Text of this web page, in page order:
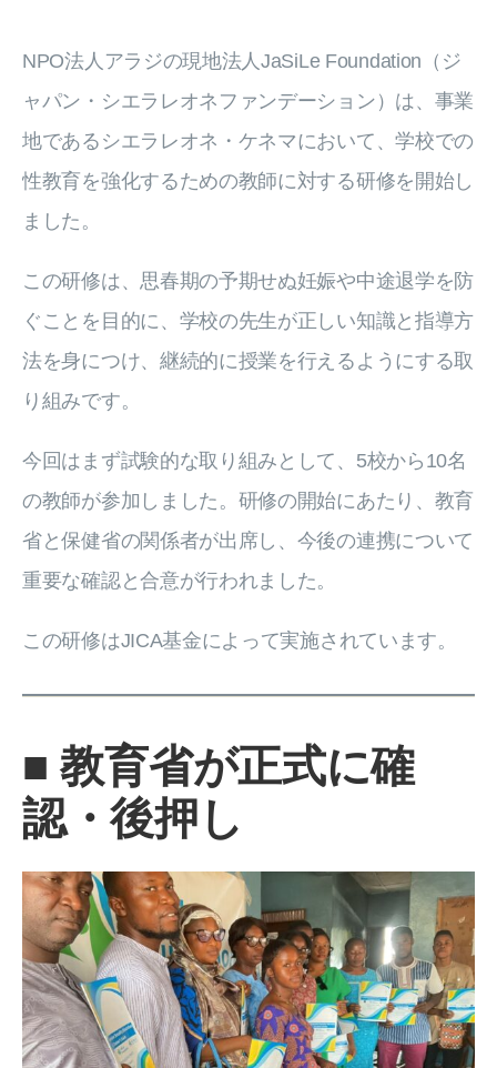
NPO法人アラジの現地法人JaSiLe Foundation（ジ
ャパン・シエラレオネファンデーション）は、事業
地であるシエラレオネ・ケネマにおいて、学校での
性教育を強化するための教師に対する研修を開始し
ました。
この研修は、思春期の予期せぬ妊娠や中途退学を防
ぐことを目的に、学校の先生が正しい知識と指導方
法を身につけ、継続的に授業を行えるようにする取
り組みです。
今回はまず試験的な取り組みとして、5校から10名
の教師が参加しました。研修の開始にあたり、教育
省と保健省の関係者が出席し、今後の連携について
重要な確認と合意が行われました。
この研修はJICA基金によって実施されています。
■ 教育省が正式に確
認・後押し